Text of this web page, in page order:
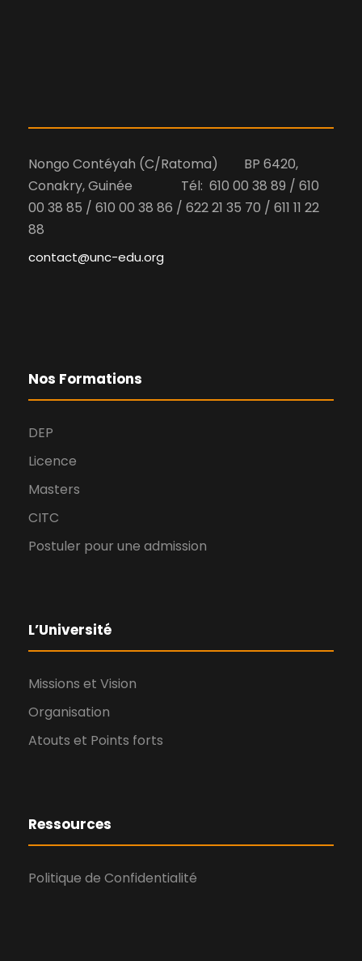
Nongo Contéyah (C/Ratoma) BP 6420,
Conakry, Guinée Tél: 610 00 38 89 / 610
00 38 85 / 610 00 38 86 / 622 21 35 70 / 611 11 22
88
contact@unc-edu.org
Nos Formations
DEP
Licence
Masters
CITC
Postuler pour une admission
L’Université
Missions et Vision
Organisation
Atouts et Points forts
Ressources
Politique de Confidentialité